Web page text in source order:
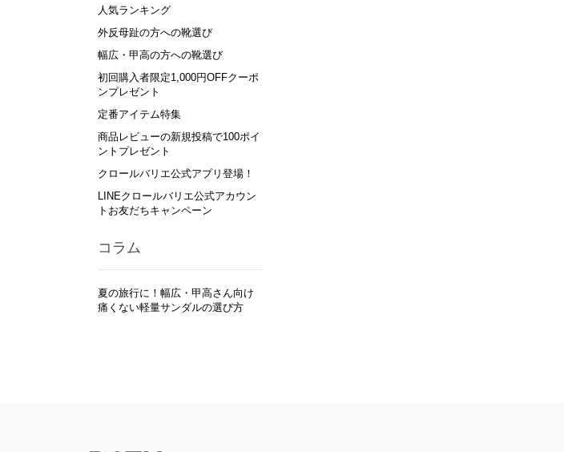
人気ランキング
外反母趾の方への靴選び
幅広・甲高の方への靴選び
初回購入者限定1,000円OFFクーポ
ンプレゼント
定番アイテム特集
商品レビューの新規投稿で100ポイ
ントプレゼント
クロールバリエ公式アプリ登場！
LINEクロールバリエ公式アカウン
トお友だちキャンペーン
コラム
夏の旅行に！幅広・甲高さん向け
痛くない軽量サンダルの選び方